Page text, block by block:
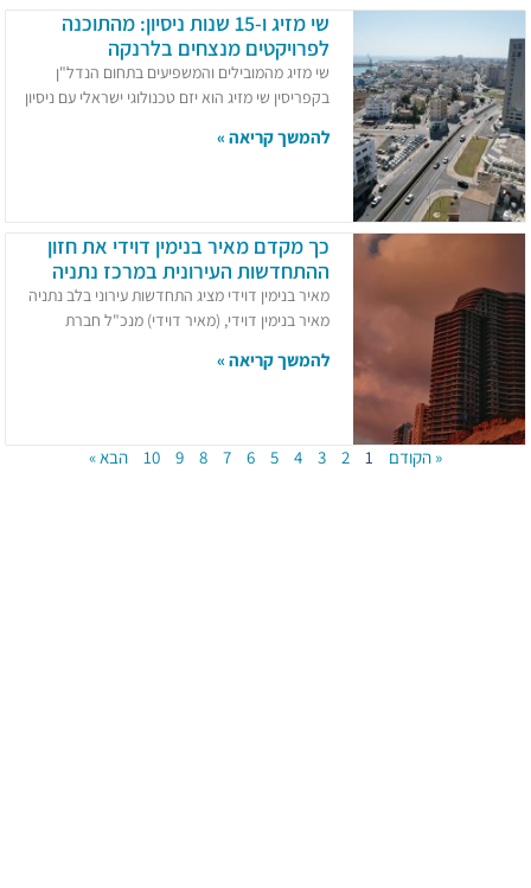
שי מזיג ו-15 שנות ניסיון: מהתוכנה
לפרויקטים מנצחים בלרנקה
שי מזיג מהמובילים והמשפיעים בתחום הנדל"ן
בקפריסין שי מזיג הוא יזם טכנולוגי ישראלי עם ניסיון
להמשך קריאה »
כך מקדם מאיר בנימין דוידי את חזון
ההתחדשות העירונית במרכז נתניה
מאיר בנימין דוידי מציג התחדשות עירוני בלב נתניה
מאיר בנימין דוידי, (מאיר דוידי) מנכ"ל חברת
להמשך קריאה »
« הקודם 1
2
3
4
5
6
7
8
9
10 הבא »